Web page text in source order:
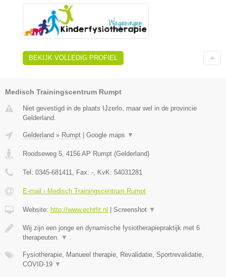
BEKIJK VOLLEDIG PROFIEL
Medisch Trainingscentrum Rumpt
Niet gevestigd in de plaats IJzerlo, maar wel in de provincie
Gelderland.
Gelderland » Rumpt Google maps ▼
Roodseweg 5, 4156 AP Rumpt (Gelderland)
Tel: 0345-681411, Fax: -, KvK: 54031281
E-mail › Medisch Trainingscentrum Rumpt
Website: http://www.echtfit.nl Screenshot ▼
Wij zijn een jonge en dynamische fysiotherapiepraktijk met 6
therapeuten. ▼
Fysiotherapie, Manueel therapie, Revalidatie, Sportrevalidatie,
COVID-19 ▼